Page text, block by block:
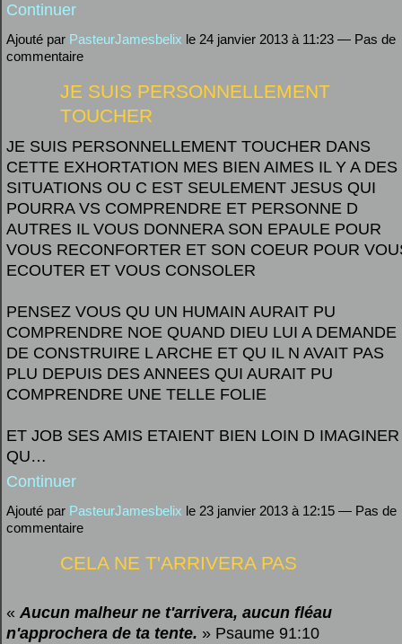
Continuer
Ajouté par PasteurJamesbelix le 24 janvier 2013 à 11:23 — Pas de
commentaire
JE SUIS PERSONNELLEMENT
TOUCHER
JE SUIS PERSONNELLEMENT TOUCHER DANS
CETTE EXHORTATION MES BIEN AIMES IL Y A DES
SITUATIONS OU C EST SEULEMENT JESUS QUI
POURRA VS COMPRENDRE ET PERSONNE D
AUTRES IL VOUS DONNERA SON EPAULE POUR
VOUS RECONFORTER ET SON COEUR POUR
ECOUTER ET VOUS CONSOLER
PENSEZ VOUS QU UN HUMAIN AURAIT PU
COMPRENDRE NOE QUAND DIEU LUI A DEMANDE
DE CONSTRUIRE L ARCHE ET QU IL N AVAIT PAS
PLU DEPUIS DES ANNEES QUI AURAIT PU
COMPRENDRE UNE TELLE FOLIE
ET JOB SES AMIS ETAIENT BIEN LOIN D IMAGINER
QU…
Continuer
Ajouté par PasteurJamesbelix le 23 janvier 2013 à 12:15 — Pas de
commentaire
CELA NE T'ARRIVERA PAS
« Aucun malheur ne t'arrivera, aucun fléau
n'approchera de ta tente. » Psaume 91:10